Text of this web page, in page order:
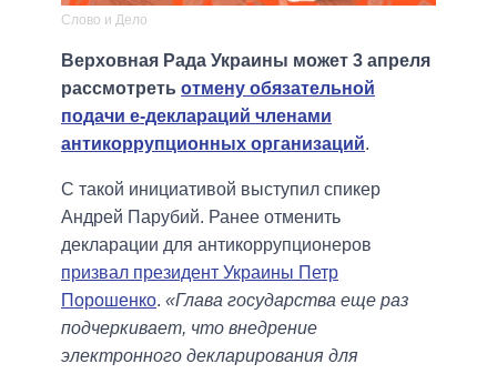
Слово и Дело
Верховная Рада Украины может 3 апреля
рассмотреть отмену обязательной
подачи е-деклараций членами
антикоррупционных организаций.
С такой инициативой выступил спикер
Андрей Парубий. Ранее отменить
декларации для антикоррупционеров
призвал президент Украины Петр
Порошенко. «Глава государства еще раз
подчеркивает, что внедрение
электронного декларирования для